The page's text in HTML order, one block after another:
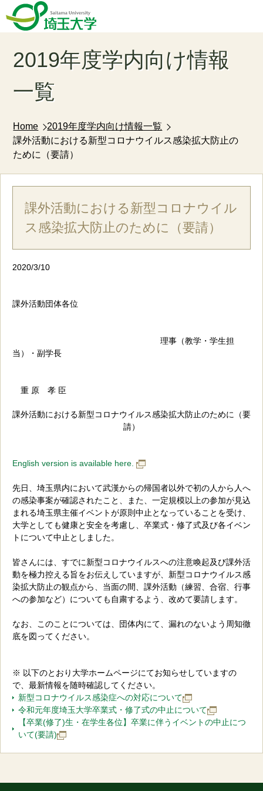
2019年度学内向け情報
一覧
Home
2019年度学内向け情報一覧
課外活動における新型コロナウイルス感染拡大防止の
ために（要請）
課外活動における新型コロナウイル
ス感染拡大防止のために（要請）
2020/3/10
課外活動団体各位
理事（教学・学生担
当）・副学長
重 原 孝 臣
課外活動における新型コロナウイルス感染拡大防止のために（要
請）
English version is available here.
先日、埼玉県内において武漢からの帰国者以外で初の人から人へ
の感染事案が確認されたこと、また、一定規模以上の参加が見込
まれる埼玉県主催イベントが原則中止となっていることを受け、
大学としても健康と安全を考慮し、卒業式・修了式及び各イベン
トについて中止としました。
皆さんには、すでに新型コロナウイルスへの注意喚起及び課外活
動を極力控える旨をお伝えしていますが、新型コロナウイルス感
染拡大防止の観点から、当面の間、課外活動（練習、合宿、行事
への参加など）についても自粛するよう、改めて要請します。
なお、このことについては、団体内にて、漏れのないよう周知徹
底を図ってください。
※ 以下のとおり大学ホームページにてお知らせしていますの
で、最新情報を随時確認してください。
新型コロナウイルス感染症への対応について
令和元年度埼玉大学卒業式・修了式の中止について
【卒業(修了)生・在学生各位】卒業に伴うイベントの中止につ
いて(要請)